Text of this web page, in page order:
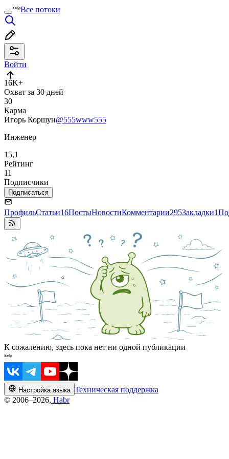
Все потоки
Войти
16K+
Охват за 30 дней
30
Карма
Игорь Коршун@555www555
Инженер
15,1
Рейтинг
11
Подписчики
Подписаться
ПрофильСтатьи16ПостыНовостиКомментарии295Закладки1
К сожалению, здесь пока нет ни одной публикации
Настройка языка Техническая поддержка
© 2006–2026, Habr